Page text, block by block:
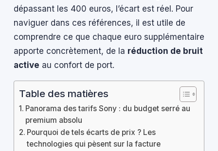
dépassant les 400 euros, l’écart est réel. Pour
naviguer dans ces références, il est utile de
comprendre ce que chaque euro supplémentaire
apporte concrètement, de la réduction de bruit
active au confort de port.
Table des matières
Panorama des tarifs Sony : du budget serré au
premium absolu
Pourquoi de tels écarts de prix ? Les
technologies qui pèsent sur la facture